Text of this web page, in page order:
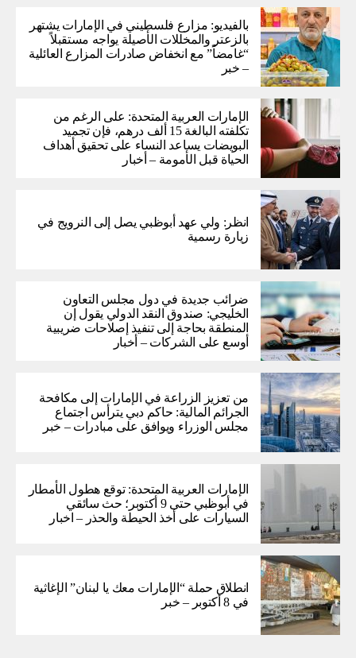
بالفيديو: مزارع فلسطيني في الإمارات يشتهر
بالزعتر والمخللات الأصيلة يواجه مستقبلاً
“غامضاً” ​​مع انخفاض صادرات المزارع العائلية
– خبر
الإمارات العربية المتحدة: على الرغم من
تكلفته البالغة 15 ألف درهم، فإن تجميد
البويضات يساعد النساء على تحقيق أهداف
الحياة قبل الأمومة – أخبار
انظر: ولي عهد أبوظبي يصل إلى النرويج في
زيارة رسمية
ضرائب جديدة في دول مجلس التعاون
الخليجي: صندوق النقد الدولي يقول إن
المنطقة بحاجة إلى تنفيذ إصلاحات ضريبية
أوسع على الشركات – أخبار
من تعزيز الزراعة في الإمارات إلى مكافحة
الجرائم المالية: حاكم دبي يترأس اجتماع
مجلس الوزراء ويوافق على مبادرات – خبر
الإمارات العربية المتحدة: توقع هطول الأمطار
في أبوظبي حتى 9 أكتوبر؛ حث سائقي
السيارات على أخذ الحيطة والحذر – اخبار
انطلاق حملة “الإمارات معك يا لبنان” الإغاثية
في 8 أكتوبر – خبر